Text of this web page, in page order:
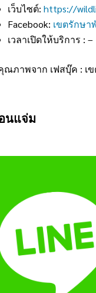
เว็บไซต์: https://
Facebook: เขตรักษา
เวลาเปิดให้บริการ : –
ภาพจาก เฟสบุ๊ค : เข
นแจ่ม